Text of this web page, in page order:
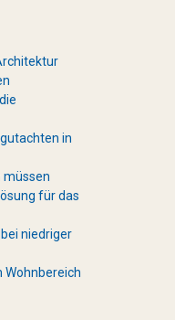
in
müssen
für das
niedriger
Wohnbereich